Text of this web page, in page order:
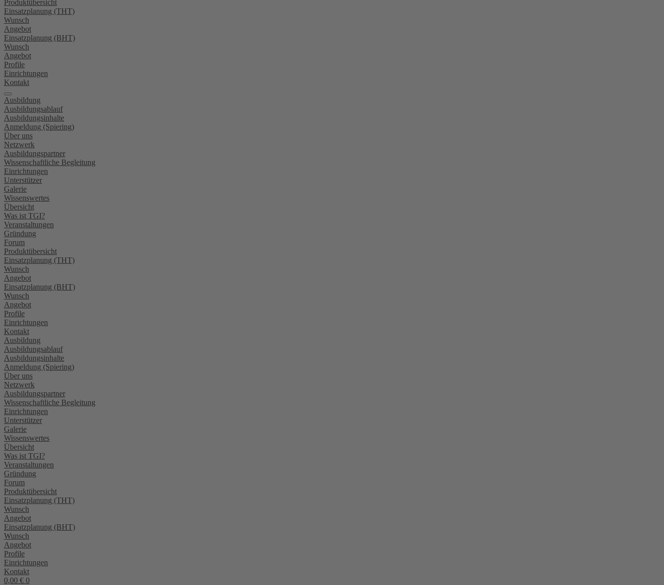
Produktübersicht
Einsatzplanung (THT)
Wunsch
Angebot
Einsatzplanung (BHT)
Wunsch
Angebot
Profile
Einrichtungen
Kontakt
Ausbildung
Ausbildungsablauf
Ausbildungsinhalte
Anmeldung (Spiering)
Über uns
Netzwerk
Ausbildungspartner
Wissenschaftliche Begleitung
Einrichtungen
Unterstützer
Galerie
Wissenswertes
Übersicht
Was ist TGI?
Veranstaltungen
Gründung
Forum
Produktübersicht
Einsatzplanung (THT)
Wunsch
Angebot
Einsatzplanung (BHT)
Wunsch
Angebot
Profile
Einrichtungen
Kontakt
Ausbildung
Ausbildungsablauf
Ausbildungsinhalte
Anmeldung (Spiering)
Über uns
Netzwerk
Ausbildungspartner
Wissenschaftliche Begleitung
Einrichtungen
Unterstützer
Galerie
Wissenswertes
Übersicht
Was ist TGI?
Veranstaltungen
Gründung
Forum
Produktübersicht
Einsatzplanung (THT)
Wunsch
Angebot
Einsatzplanung (BHT)
Wunsch
Angebot
Profile
Einrichtungen
Kontakt
0,00 € 0